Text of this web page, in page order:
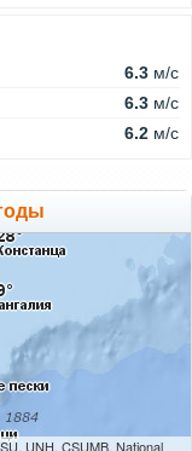
6.3 м/c
6.3 м/c
6.2 м/c
UNH, CSUMB, National